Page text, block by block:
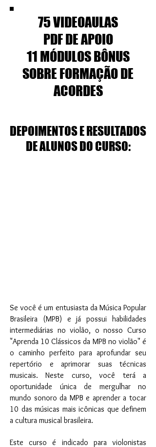
75 VIDEOAULAS
PDF DE APOIO
11 MÓDULOS BÔNUS
SOBRE FORMAÇÃO DE
ACORDES
DEPOIMENTOS E RESULTADOS
DE ALUNOS DO CURSO:
Se você é um entusiasta da Música Popular
Brasileira (MPB) e já possui habilidades
intermediárias no violão, o nosso Curso
"Aprenda 10 Clássicos da MPB no violão" é
o caminho perfeito para aprofundar seu
repertório e aprimorar suas técnicas
musicais. Neste curso, você terá a
oportunidade única de mergulhar no
mundo sonoro da MPB e aprender a tocar
10 das músicas mais icônicas que definem
a cultura musical brasileira.
Este curso é indicado para violonistas